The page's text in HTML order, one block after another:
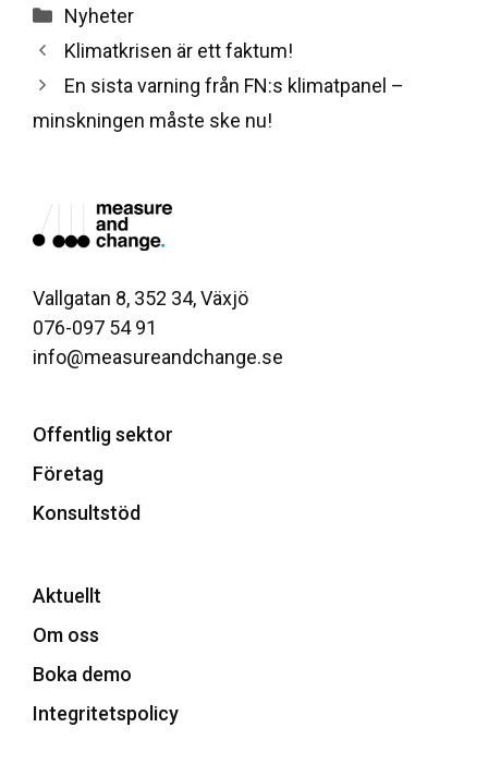
Categories
Nyheter
Klimatkrisen är ett faktum!
En sista varning från FN:s klimatpanel –
minskningen måste ske nu!
Vallgatan 8, 352 34, Växjö
076-097 54 91
info@measureandchange.se
Offentlig sektor
Företag
Konsultstöd
Aktuellt
Om oss
Boka demo
Integritetspolicy